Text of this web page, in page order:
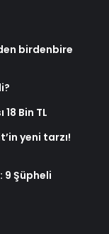
birdenbire
Bin TL
yeni tarzı!
9 Şüpheli